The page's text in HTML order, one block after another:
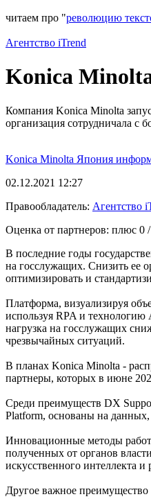
читаем про "революцию
Агентство iTrend
Konica
Компания Konica Minolta
организация сотрудничала с
Konica Minolta Япония
02.12.2021 12:27
Правообладатель: Агентство
Оценка от партнеров: плюс 0
В последние годы
на госслужащих. Снизить ее
оптимизировать и
Платформа, визуализируя
используя RPA и
нагрузка на госслужащих
чрезвычайных ситуаций.
В планах Konica Minolta -
партнеры, которых в июне
Среди преимуществ DX
Platform, основаны на
Инновационные методы
полученных от органов
искусственного интеллекта
Другое важное